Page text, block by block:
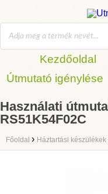
Kezdőoldal
Útmutató igénylése
Használati
RS51K54F02C
Főoldal › Háztartási készülékek